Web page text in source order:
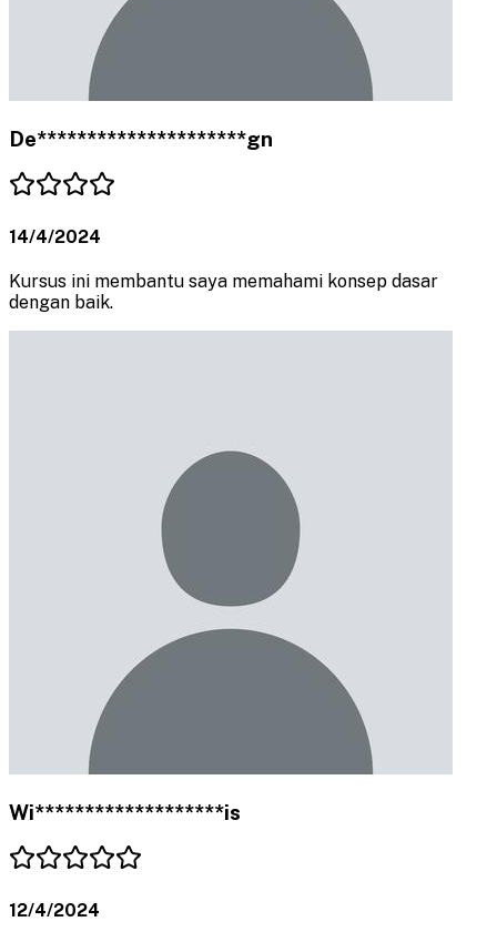
De*********************gn
14/4/2024
Kursus ini membantu saya memahami konsep dasar
dengan baik.
Wi*******************is
12/4/2024